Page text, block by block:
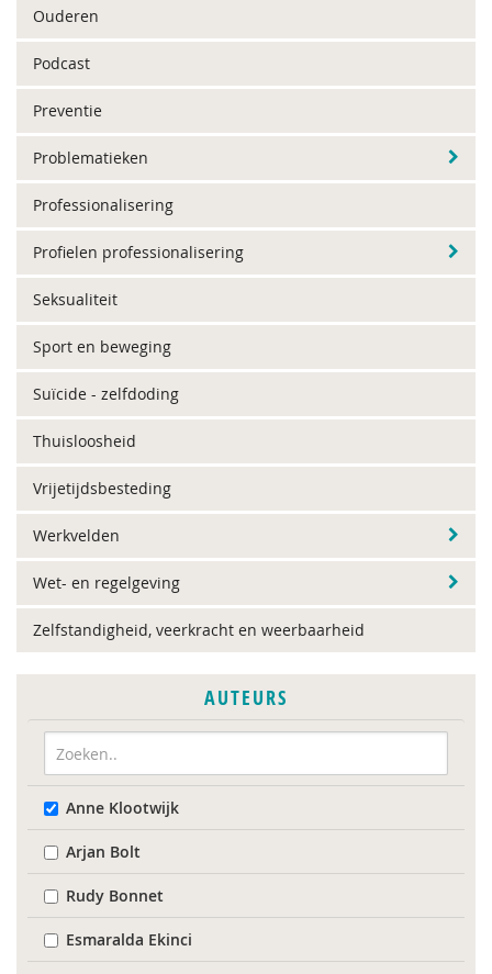
Ouderen
Podcast
Preventie
Problematieken
Professionalisering
Profielen professionalisering
Seksualiteit
Sport en beweging
Suïcide - zelfdoding
Thuisloosheid
Vrijetijdsbesteding
Werkvelden
Wet- en regelgeving
Zelfstandigheid, veerkracht en weerbaarheid
AUTEURS
Anne Klootwijk
Arjan Bolt
Rudy Bonnet
Esmaralda Ekinci